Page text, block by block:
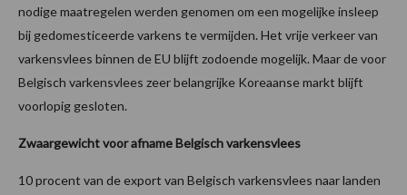
nodige maatregelen werden genomen om een mogelijke insleep
bij gedomesticeerde varkens te vermijden. Het vrije verkeer van
varkensvlees binnen de EU blijft zodoende mogelijk. Maar de voor
Belgisch varkensvlees zeer belangrijke Koreaanse markt blijft
voorlopig gesloten.
Zwaargewicht voor afname Belgisch varkensvlees
10 procent van de export van Belgisch varkensvlees naar landen